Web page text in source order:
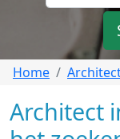
Home
Architect